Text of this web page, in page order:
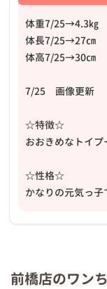
体重7/25→4.3㎏
体長7/25→27㎝
体高7/25→30㎝
7/25 画像更新
☆特徴☆
おおきめなトイプ
☆性格☆
かなりの元気っ子
前橋店のワン